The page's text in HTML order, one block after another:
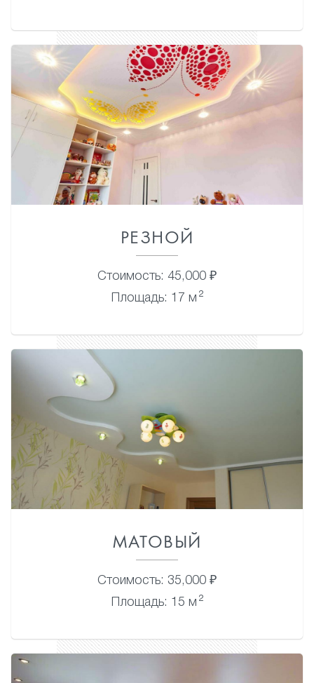
РЕЗНОЙ
Стоимость: 45,000 ₽
Площадь: 17 м 2
МАТОВЫЙ
Стоимость: 35,000 ₽
Площадь: 15 м 2